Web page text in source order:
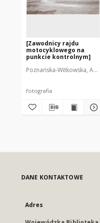
[Zawodnicy rajdu
motocyklowego na
punkcie kontrolnym]
Poznańska-Witkowska,
fotografia
DANE KONTAKTOWE
Adres